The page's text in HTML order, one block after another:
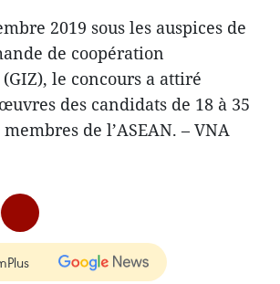
2019 sous les auspices de
de coopération
le concours a attiré
des candidats de 18 à 35
de l’ASEAN. – VNA